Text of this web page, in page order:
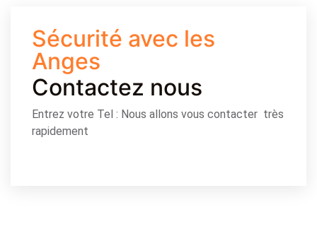
Sécurité avec les
Anges
Contactez nous
Entrez votre Tel : Nous allons vous contacter très
rapidement